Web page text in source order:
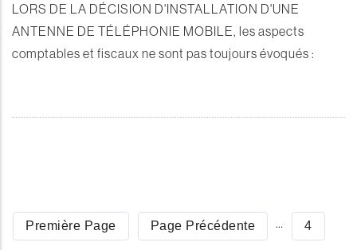
LORS DE LA DÉCISION D'INSTALLATION D'UNE
ANTENNE DE TÉLÉPHONIE MOBILE, les aspects
comptables et fiscaux ne sont pas toujours évoqués :
Pagination
Première
Première Page
Page
Page Précédente … Page
4